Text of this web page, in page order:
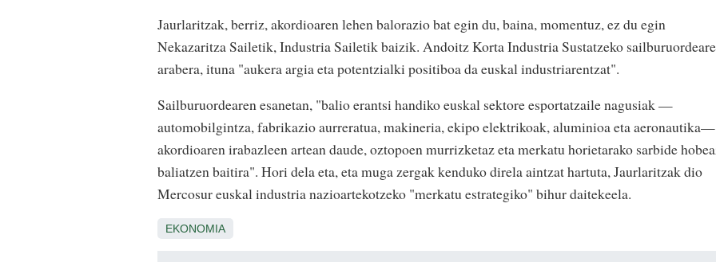
Jaurlaritzak, berriz, akordioaren lehen balorazio bat egin du, baina, momentuz, ez du egin
Nekazaritza Sailetik, Industria Sailetik baizik. Andoitz Korta Industria Sustatzeko
arabera, ituna "aukera argia eta potentzialki positiboa da euskal industriarentzat".
Sailburuordearen esanetan, "balio erantsi handiko euskal sektore esportatzaile nagusiak —
automobilgintza, fabrikazio aurreratua, makineria, ekipo elektrikoak, aluminioa eta aeronautika—
akordioaren irabazleen artean daude, oztopoen murrizketaz eta merkatu horietarako sarbide
baliatzen baitira". Hori dela eta, eta muga zergak kenduko direla aintzat hartuta, Jaurlaritzak dio
Mercosur euskal industria nazioartekotzeko "merkatu estrategiko" bihur daitekeela.
EKONOMIA